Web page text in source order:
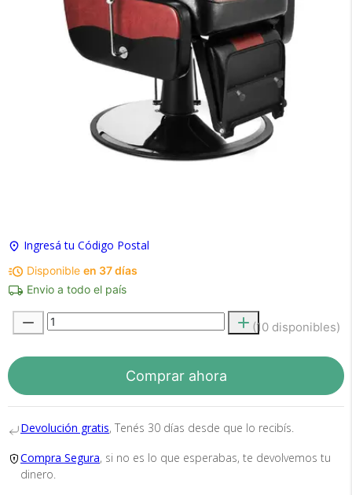
Ingresá tu Código Postal
Disponible en 37 días
Envio a todo el país
(10 disponibles)
Comprar ahora
Devolución gratis, Tenés 30 días desde que lo recibís.
Compra Segura, si no es lo que esperabas, te devolvemos tu
dinero.
Medios de Pago
Recibí el producto que esperabas o
que esperabas o te devolvemos el 100% de tu